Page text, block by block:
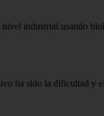
industrial usando
ha sido la dificultad y